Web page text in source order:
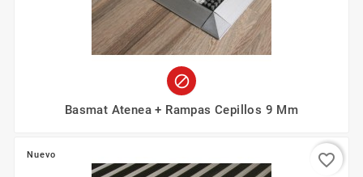

Basmat Atenea + Rampas Cepillos 9 Mm
Nuevo favorite_border